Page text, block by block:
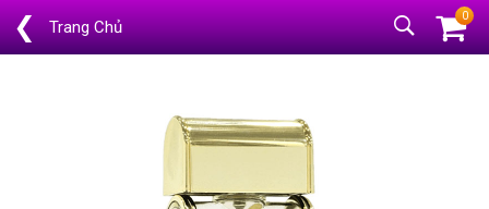
❮ Trang Chủ
0